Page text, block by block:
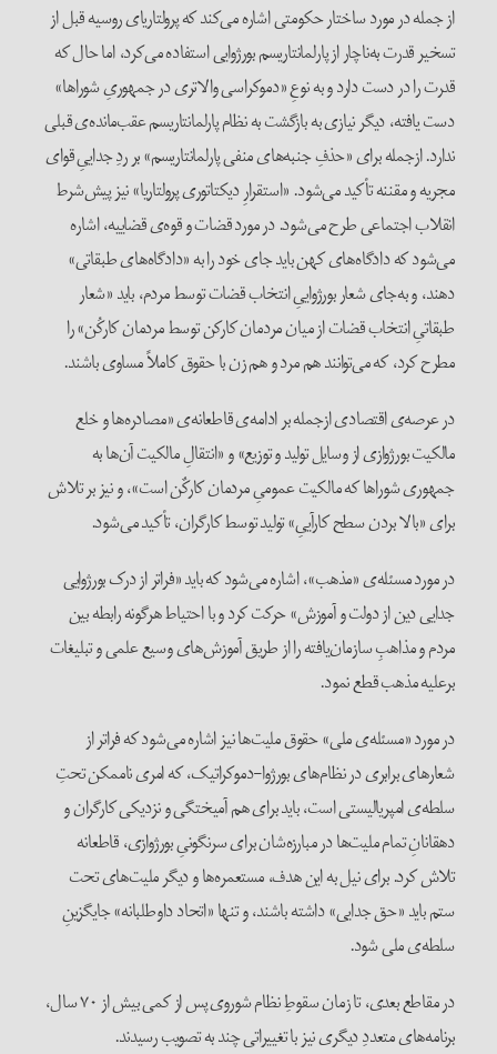
از جمله در مورد ساختار حکومتی اشاره می‌کند که پرولتاریای روسیه قبل از
تسخیر قدرت به‌ناچار از پارلمانتاریسم بورژوایی استفاده می‌کرد، اما حال که
قدرت را در دست دارد و به نوعِ «دموکراسی والاتری در جمهوریِ شوراها»
دست یافته، دیگر نیازی به بازگشت به نظام پارلمانتاریسم عقب‌مانده‌ی قبلی
ندارد. ازجمله برای «حذفِ جنبه‌های منفی پارلمانتاریسم» بر ردِ جداییِ قوای
مجریه و مقننه تأکید می‌شود. «استقرارِ دیکتاتوری پرولتاریا» نیز پیش‌شرط
انقلاب اجتماعی طرح می‌شود. در مورد قضات و قوه‌ی قضاییه، اشاره
می‌شود که دادگاه‌های کهن باید جای خود را به «دادگاه‌های طبقاتی»
دهند، و به‌جای شعار بورژواییِ انتخاب قضات توسط مردم، باید «شعار
طبقاتیِ انتخاب قضات از میان مردمان کارکن توسط مردمان کارکُن» را
مطرح کرد، که می‌توانند هم مرد و هم زن با حقوق کاملاً مساوی باشند.
در عرصه‌ی اقتصادی ازجمله بر ادامه‌ی قاطعانه‌ی «مصادره‌ها و خلع
مالکیت بورژوازی از وسایل تولید و توزیع» و «انتقالِ مالکیت آن‌ها به
جمهوری شوراها که مالکیت عمومیِ مردمان کارکٌن است»، و نیز بر تلاش
برای «بالا بردن سطح کارآییِ» تولید توسط کارگران، تأکید می‌شود.
در مورد مسئله‌ی «مذهب»، اشاره می‌شود که باید «فرا‌تر از درک بورژوایی
جدایی دین از دولت و آموزش» حرکت کرد و با احتیاط هرگونه رابطه بین
مردم و مذاهبِ سازمان‌یافته را از طریق آموزش‌های وسیع علمی و تبلیغات
برعلیه مذهب قطع نمود.
در مورد «مسئله‌ی ملی» حقوق ملیت‌ها نیز اشاره می‌شود که فرا‌تر از
شعارهای برابری در نظام‌های بورژوا-دموکراتیک، که امری ناممکن تحتِ
سلطه‌ی امپریالیستی است، باید برای هم آمیختگی و نزدیکی کارگران و
دهقانانِ تمام ملیت‌ها در مبارزه‌شان برای سرنگونیِ بورژوازی، قاطعانه
تلاش کرد. برای نیل به این هدف، مستعمره‌ها و دیگر ملیت‌های تحت
ستم باید «حق جدایی» داشته باشند، و تنها «اتحاد داوطلبانه» جایگزینِ
سلطه‌ی ملی شود.
در مقاطع بعدی، تا زمان سقوطِ نظام شوروی پس از کمی بیش از ۷۰ سال،
برنامه‌های متعددِ دیگری نیز با تغییراتی چند به تصویب رسیدند.